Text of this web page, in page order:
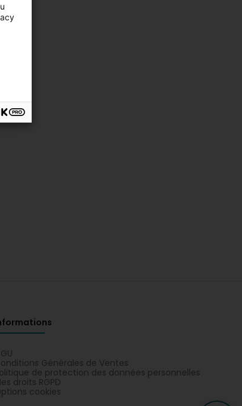
Générales de Ventes
de protection des données personnelles
droits RGPD
cookies